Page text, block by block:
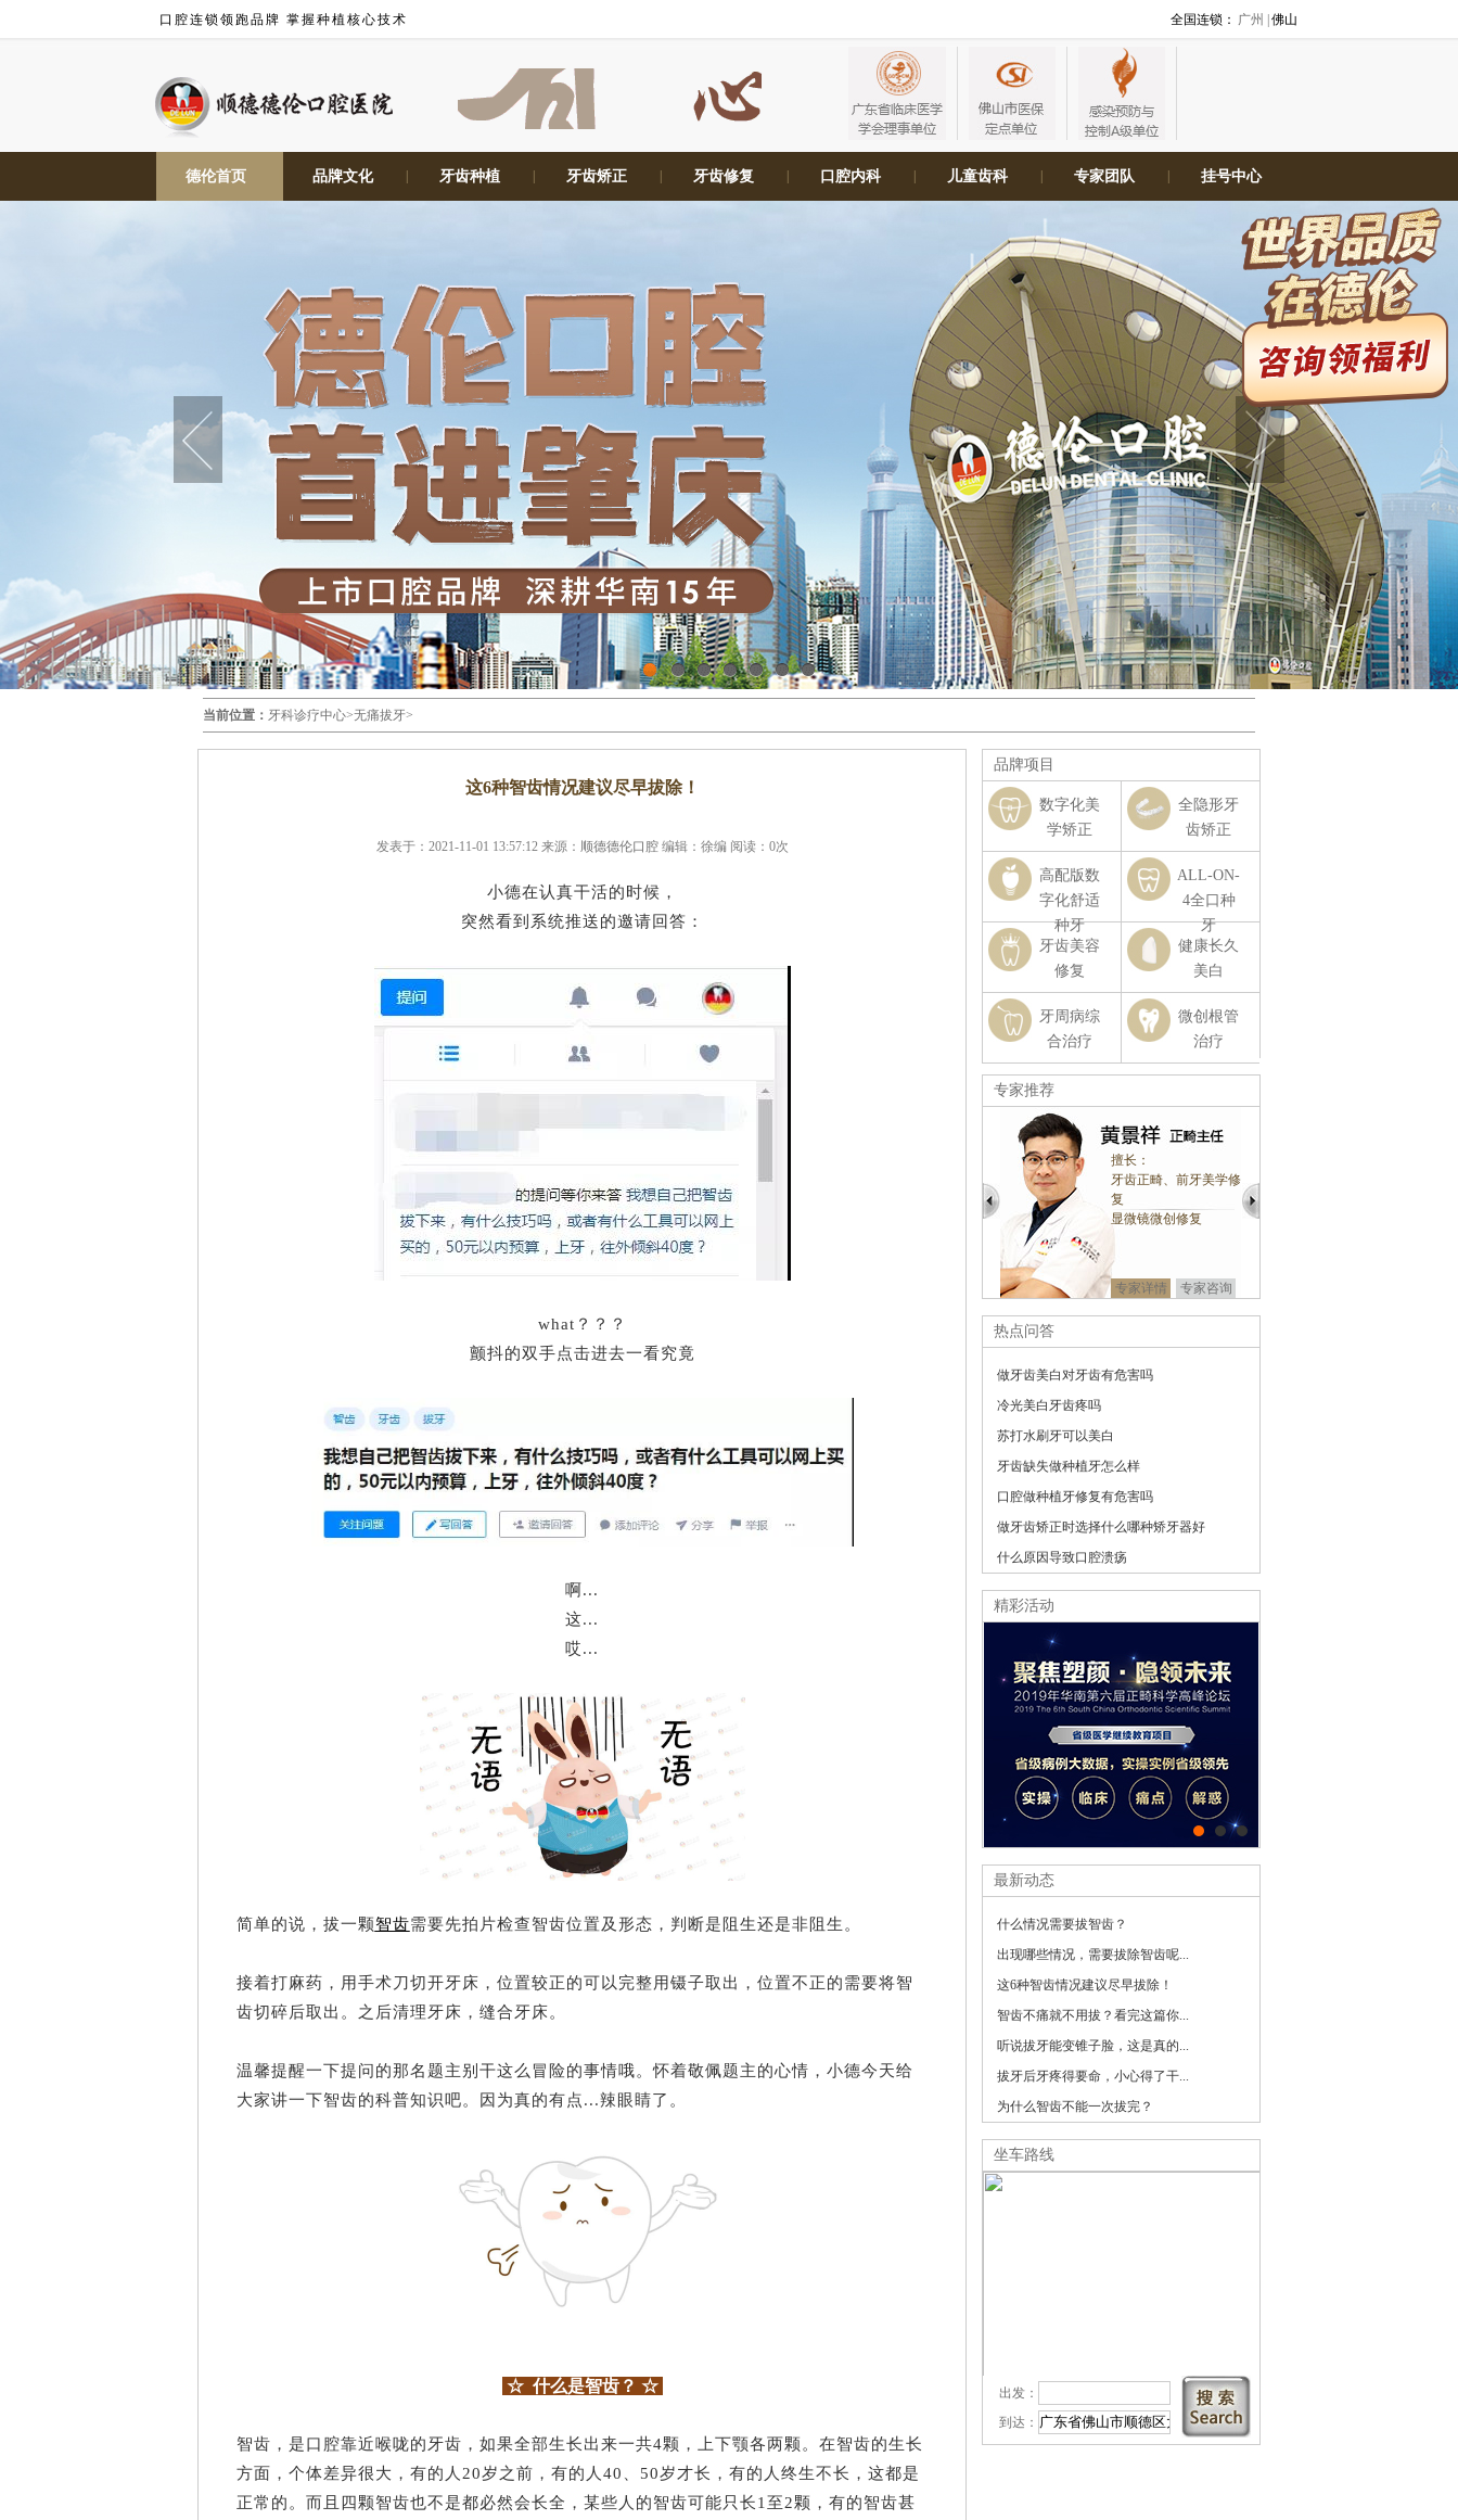
口腔连锁领跑品牌 掌握种植核心技术 全国连锁： 广州 | 佛山
德伦首页 品牌文化 牙齿种植 牙齿矫正 牙齿修复 口腔内科 儿童齿科 专家团队 挂号中心
1 2 3 4 5 6
7
当前位置： 牙科诊疗中心>无痛拔牙>
这6种智齿情况建议尽早拔除！
发表于：2021-11-01 13:57:12 来源： 顺德德伦口腔编辑：徐编 阅读： 0次
小德在认真干活的时候，
突然看到系统推送的邀请回答：
what？？？
颤抖的双手点击进去一看究竟
啊...
这...
哎...
简单的说， 拔一颗智齿需要先拍片检查智齿位置及形态， 判断是阻生还是非阻生。
接着打麻药，用手术刀切开牙床， 位置较正的可以完整用镊子取出， 位置不正的需要将智
齿切碎后取出。 之后清理牙床，缝合牙床。
温馨提醒一下提问的那名题主别干这么冒险的事情哦。怀着敬佩题主的心情， 小德今天给
大家讲一下智齿的科普知识吧。
因为真的有点...辣眼睛了。
☆ 什么是智齿？ ☆
智齿，是口腔靠近喉咙的牙齿，如果全部生长出来一共4颗，上下颚各两颗。在智齿的生长
方面，个体差异很大，有的人20岁之前，有的人40、50岁才长，有的人终生不长，这都是
正常的。 而且四颗智齿也不是都必然会长全，某些人的智齿可能只长1至2颗，有的智齿甚
品牌项目
数字化美
学矫正
全隐形牙
齿矫正
高配版数
字化舒适
种牙
ALL-ON-
4全口种
牙
牙齿美容
修复
健康长久
美白
牙周病综
合治疗
微创根管
治疗
专家推荐
口腔种植、口腔正畸、
口腔修复、颌面外科等
擅长：
牙齿正畸、前牙美学修
复
显微镜微创修复
专家详情 专家咨询
热点问答
做牙齿美白对牙齿有危害吗
冷光美白牙齿疼吗
苏打水刷牙可以美白
牙齿缺失做种植牙怎么样
口腔做种植牙修复有危害吗
做牙齿矫正时选择什么哪种矫牙器好
什么原因导致口腔溃疡
精彩活动
最新动态
什么情况需要拔智齿？
出现哪些情况，需要拔除智齿呢...
这6种智齿情况建议尽早拔除！
智齿不痛就不用拔？看完这篇你...
听说拔牙能变锥子脸，这是真的...
拔牙后牙疼得要命，小心得了干...
为什么智齿不能一次拔完？
坐车路线
出发：
到达：